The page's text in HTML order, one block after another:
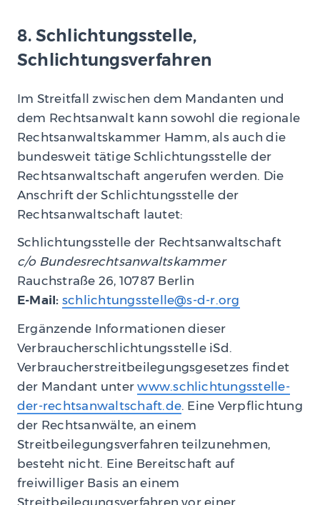
8. Schlichtungsstelle,
Schlichtungsverfahren
Im Streitfall zwischen dem Mandanten und
dem Rechtsanwalt kann sowohl die regionale
Rechtsanwaltskammer Hamm, als auch die
bundesweit tätige Schlichtungsstelle der
Rechtsanwaltschaft angerufen werden. Die
Anschrift der Schlichtungsstelle der
Rechtsanwaltschaft lautet:
Schlichtungsstelle der Rechtsanwaltschaft
c/o Bundesrechtsanwaltskammer
Rauchstraße 26, 10787 Berlin
E-Mail: schlichtungsstelle@s-d-r.org
Ergänzende Informationen dieser
Verbraucherschlichtungsstelle iSd.
Verbraucherstreitbeilegungsgesetzes findet
der Mandant unterwww.schlichtungsstelle-
der-rechtsanwaltschaft.de. Eine Verpflichtung
der Rechtsanwälte, an einem
Streitbeilegungsverfahren teilzunehmen,
besteht nicht. Eine Bereitschaft auf
freiwilliger Basis an einem
Streitbeilegungsverfahren vor einer